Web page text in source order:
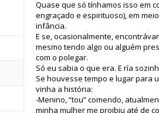
Quase que só tínhamos isso em
engraçado e espirituoso), em
infância.
E se, ocasionalmente,
mesmo tendo algo ou alguém
com o polegar.
Só eu sabia o que era. E ría
Se houvesse tempo e lugar para
vinha a história:
-Menino, “tou” comendo,
minha mulher me proibiu até de